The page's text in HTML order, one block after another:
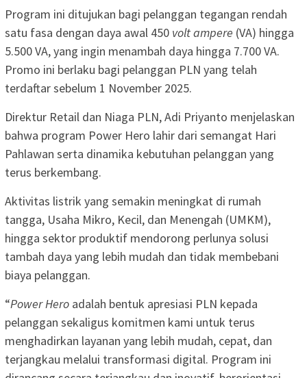
Program ini ditujukan bagi pelanggan tegangan rendah
satu fasa dengan daya awal 450 volt ampere (VA) hingga
5.500 VA, yang ingin menambah daya hingga 7.700 VA.
Promo ini berlaku bagi pelanggan PLN yang telah
terdaftar sebelum 1 November 2025.
Direktur Retail dan Niaga PLN, Adi Priyanto menjelaskan
bahwa program Power Hero lahir dari semangat Hari
Pahlawan serta dinamika kebutuhan pelanggan yang
terus berkembang.
Aktivitas listrik yang semakin meningkat di rumah
tangga, Usaha Mikro, Kecil, dan Menengah (UMKM),
hingga sektor produktif mendorong perlunya solusi
tambah daya yang lebih mudah dan tidak membebani
biaya pelanggan.
“Power Hero adalah bentuk apresiasi PLN kepada
pelanggan sekaligus komitmen kami untuk terus
menghadirkan layanan yang lebih mudah, cepat, dan
terjangkau melalui transformasi digital. Program ini